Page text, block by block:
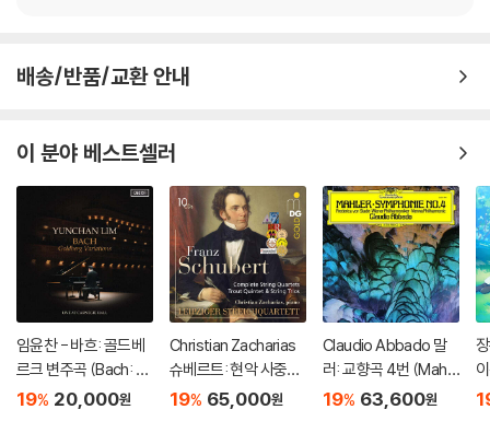
배송/반품/교환 안내
이 분야 베스트셀러
임윤찬 - 바흐: 골드베
르크 변주곡 (Bach: G
oldberg Variations)
19% 20,000원
Christian Zacharias
슈베르트: 현악 사중주
전곡 외 (Schubert: C
19% 65,000원
Claudio Abbado 말
러: 교향곡 4번 (Mahle
r: Symphony No. 4)
19% 63,600원